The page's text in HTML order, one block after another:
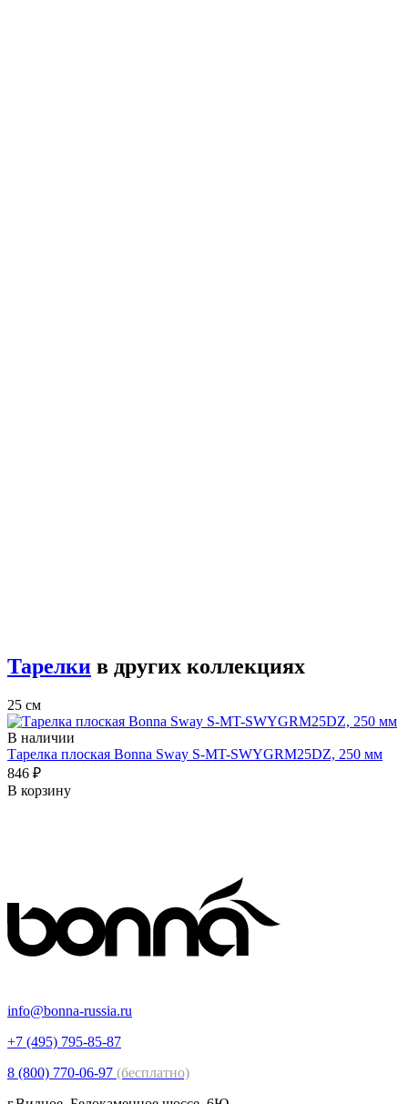
Тарелки в других коллекциях
25 см
В наличии
Тарелка плоская Bonna Sway S-MT-SWYGRM25DZ, 250 мм
846 ₽
В корзину
info@bonna-russia.ru
+7 (495) 795-85-87
8 (800) 770-06-97 (бесплатно)